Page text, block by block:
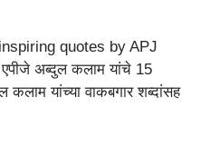
quotes by APJ
अब्दुल कलाम यांचे 15
कलाम यांच्या वाकबगार शब्दांसह